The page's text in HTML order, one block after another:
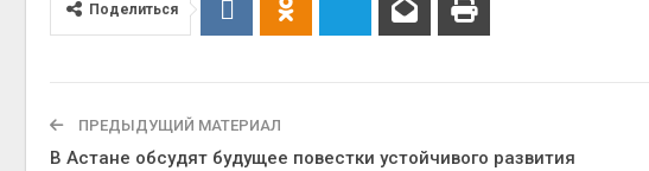
Поделиться
ПРЕДЫДУЩИЙ МАТЕРИАЛ
В Астане обсудят будущее повестки устойчивого развития